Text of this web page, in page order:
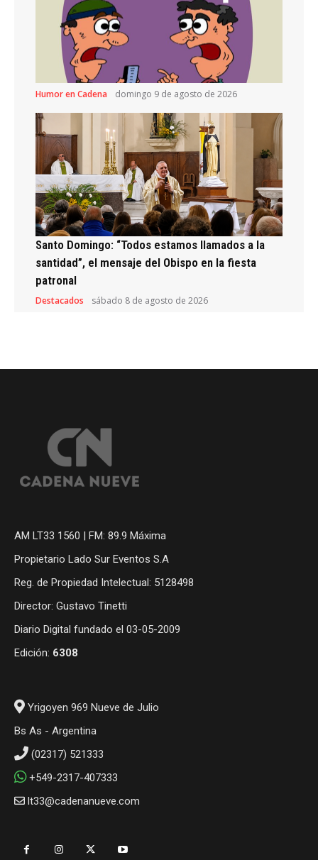
Humor en Cadena domingo 9 de agosto de 2026
Santo Domingo: “Todos estamos llamados a la
santidad”, el mensaje del Obispo en la fiesta
patronal
Destacados sábado 8 de agosto de 2026
AM LT33 1560 | FM: 89.9 Máxima
Propietario Lado Sur Eventos S.A
Reg. de Propiedad Intelectual: 5128498
Director: Gustavo Tinetti
Diario Digital fundado el 03-05-2009
Edición: 6308
Yrigoyen 969 Nueve de Julio
Bs As - Argentina
(02317) 521333
+549-2317-407333
lt33@cadenanueve.com